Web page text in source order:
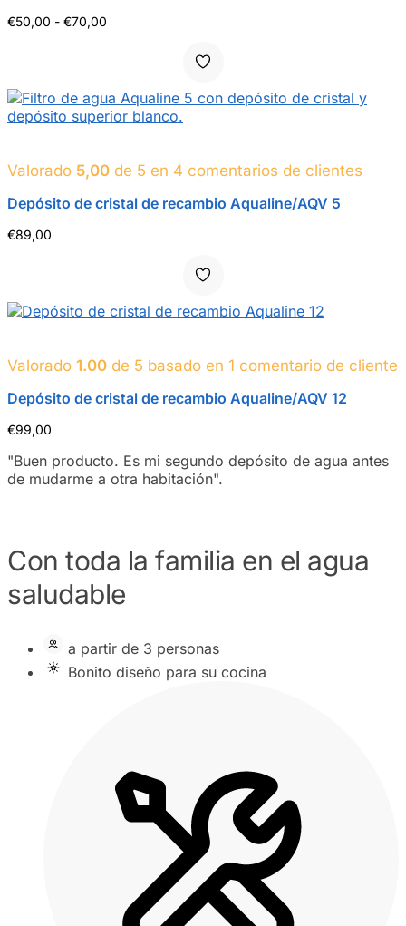
€50,00 - €70,00
a
70,00
euros
Valorado 5,00 de 5 en 4 comentarios de clientes
Depósito de cristal de recambio Aqualine/AQV 5
€89,00
Valorado 1.00 de 5 basado en 1 comentario de cliente
Depósito de cristal de recambio Aqualine/AQV 12
€99,00
"Buen producto. Es mi segundo depósito de agua antes
de mudarme a otra habitación".
Con toda la familia en el agua
saludable
a partir de 3 personas
Bonito diseño para su cocina